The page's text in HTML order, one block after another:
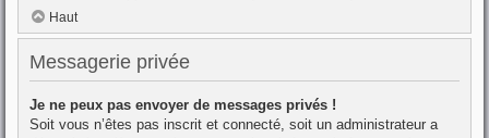
Haut
Messagerie privée
Je ne peux pas envoyer de messages privés !
Soit vous n’êtes pas inscrit et connecté, soit un administrateur a